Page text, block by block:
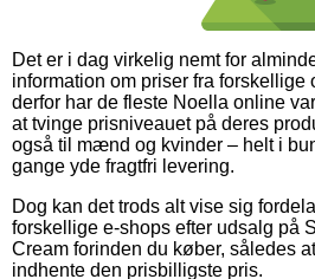
Det er i dag virkelig nemt for
information om priser fra forskellige
derfor har de fleste Noella online
at tvinge prisniveauet på deres
også til mænd og kvinder – helt i
gange yde fragtfri levering.
Dog kan det trods alt vise sig
forskellige e-shops efter udsalg på
Cream forinden du køber, således
indhente den prisbilligste pris.